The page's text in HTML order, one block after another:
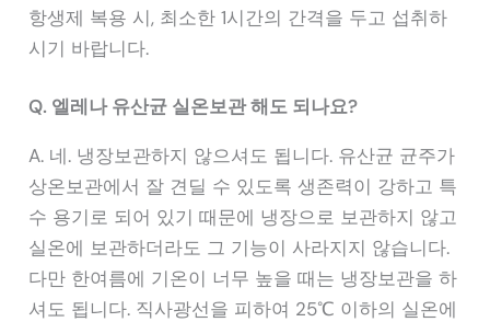
항생제 복용 시, 최소한 1시간의 간격을 두고 섭취하
시기 바랍니다.
Q. 엘레나 유산균 실온보관 해도 되나요?
A. 네. 냉장보관하지 않으셔도 됩니다. 유산균 균주가
상온보관에서 잘 견딜 수 있도록 생존력이 강하고 특
수 용기로 되어 있기 때문에 냉장으로 보관하지 않고
실온에 보관하더라도 그 기능이 사라지지 않습니다.
다만 한여름에 기온이 너무 높을 때는 냉장보관을 하
셔도 됩니다. 직사광선을 피하여 25℃ 이하의 실온에